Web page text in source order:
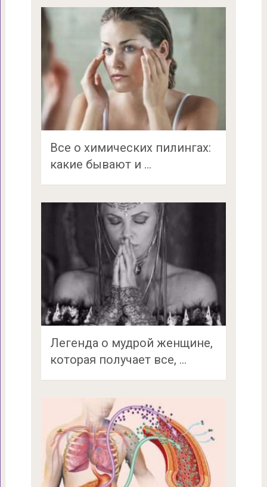
Все о химических пилингах:
какие бывают и …
Легенда о мудрой женщине,
которая получает все, …